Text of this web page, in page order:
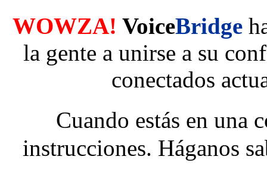
WOWZA! VoiceBridge
la gente a unirse a su
conectados
Cuando estás en una
instrucciones. Háganos